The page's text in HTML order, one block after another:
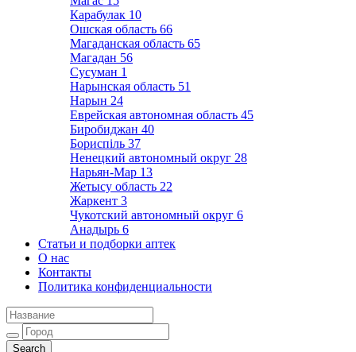
Карабулак 10
Ошская область 66
Магаданская область 65
Магадан 56
Сусуман 1
Нарынская область 51
Нарын 24
Еврейская автономная область 45
Биробиджан 40
Бориспіль 37
Ненецкий автономный округ 28
Нарьян-Мар 13
Жетысу область 22
Жаркент 3
Чукотский автономный округ 6
Анадырь 6
Статьи и подборки аптек
О нас
Контакты
Политика конфиденциальности